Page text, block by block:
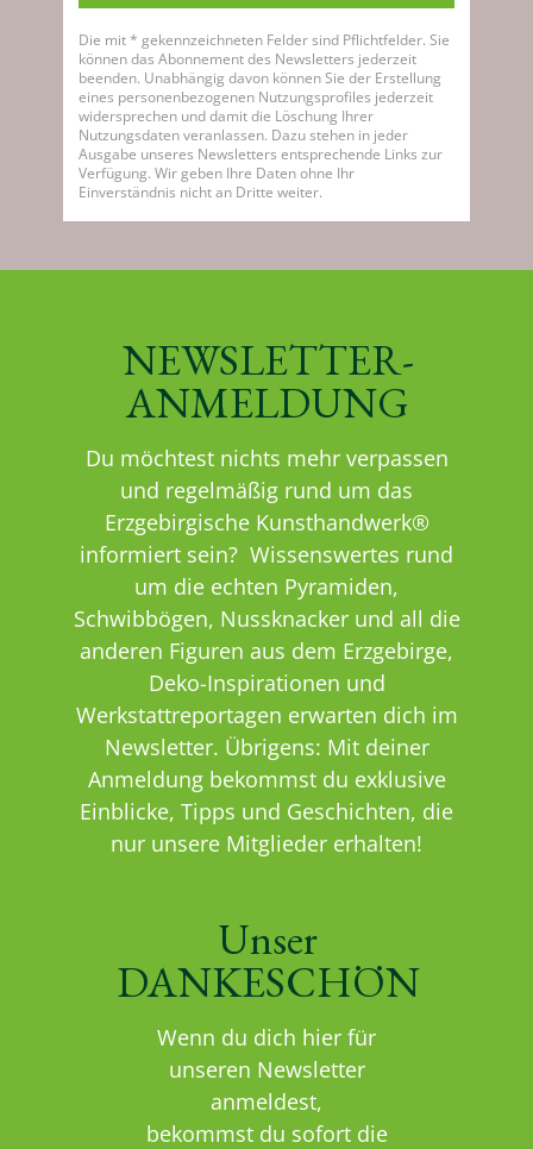
Die mit * gekennzeichneten Felder sind Pflichtfelder. Sie
können das Abonnement des Newsletters jederzeit
beenden. Unabhängig davon können Sie der Erstellung
eines personenbezogenen Nutzungsprofiles jederzeit
widersprechen und damit die Löschung Ihrer
Nutzungsdaten veranlassen. Dazu stehen in jeder
Ausgabe unseres Newsletters entsprechende Links zur
Verfügung. Wir geben Ihre Daten ohne Ihr
Einverständnis nicht an Dritte weiter.
NEWSLETTER-
ANMELDUNG
Du möchtest nichts mehr verpassen
und regelmäßig rund um das
Erzgebirgische Kunsthandwerk®
informiert sein? Wissenswertes rund
um die echten Pyramiden,
Schwibbögen, Nussknacker und all die
anderen Figuren aus dem Erzgebirge,
Deko-Inspirationen und
Werkstattreportagen erwarten dich im
Newsletter. Übrigens: Mit deiner
Anmeldung bekommst du exklusive
Einblicke, Tipps und Geschichten, die
nur unsere Mitglieder erhalten!
Unser
DANKESCHÖN
Wenn du dich hier für
unseren Newsletter
anmeldest,
bekommst du sofort die